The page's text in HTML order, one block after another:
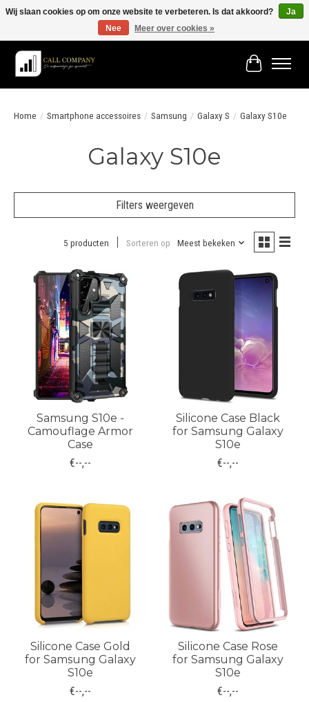
Vóór 19:00 besteld morgen in huis!
Winkelwagen
Home / Smartphone accessoires / Samsung / Galaxy S / Galaxy S10e
Galaxy S10e
Filters weergeven
5 producten Sorteren op Meest bekeken
Samsung S10e -
Camouflage Armor
Case
€--,--
Silicone Case Black
for Samsung Galaxy
S10e
€--,--
Silicone Case Gold
for Samsung Galaxy
S10e
€--,--
Silicone Case Rose
for Samsung Galaxy
S10e
€--,--
Wij slaan cookies op om onze website te verbeteren. Is dat akkoord?
Ja
Nee
Meer over cookies »